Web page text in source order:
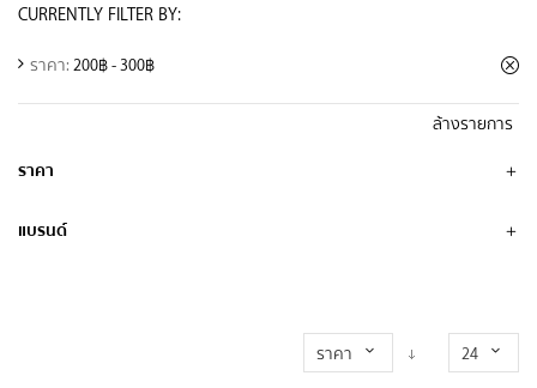
CURRENTLY FILTER BY:
ราคา: 200฿ - 300฿
ล้างรายการ
ราคา
แบรนด์
ราคา 24